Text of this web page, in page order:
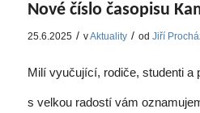
Nové číslo časopisu
25.6.2025 / vAktuality / od Jiří
Milí vyučující, rodiče, studenti a
s velkou radostí vám